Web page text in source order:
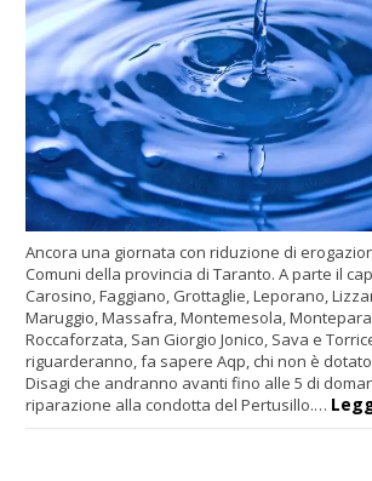
Ancora una giornata con riduzione di
Comuni della provincia di Taranto. A parte il
Carosino, Faggiano, Grottaglie, Leporano,
Maruggio, Massafra, Montemesola,
Roccaforzata, San Giorgio Jonico, Sava e
riguarderanno, fa sapere Aqp, chi non è
Disagi che andranno avanti fino alle 5 di
riparazione alla condotta del Pertusillo.…